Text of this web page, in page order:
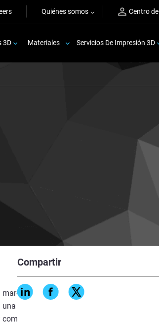
Quiénes somos Centro
3D Materiales Servicios De Impresión 3D
Compartir
desde 1962, satisface las
amplia gama de sectores.
y personalizadas que van